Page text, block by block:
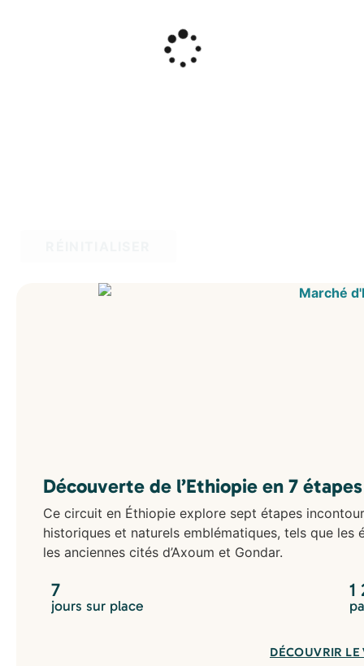
Découverte de l’Ethiopie en 7 étapes
Ce circuit en Éthiopie explore sept étapes
historiques et naturels emblématiques, tels que les
les anciennes cités d’Axoum et Gondar.
7
jours sur place
1
DÉCOUVRIR LE